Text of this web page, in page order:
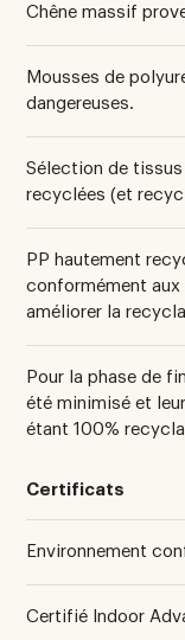
Chêne massif
Mousses de
dangereuses.
Sélection de
recyclées (et
PP hautement
conformément aux
améliorer la
Pour la phase de
été minimisé et
étant 100%
Certificats
Environnement
Certifié Indoor